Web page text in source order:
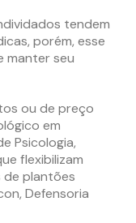
tendem
porém, esse
manter seu
ou de preço
em
Psicologia,
flexibilizam
de plantões
Defensoria